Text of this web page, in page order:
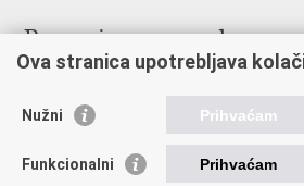
Poveznice pravosudnog
Državno odvjetništvo
Ured za suzbijanje korupcije i
Državnoodvjetničko vijeće
Ova stranica upotrebljava
Nužni Prihvaćam
Funkcionalni Prihvaćam